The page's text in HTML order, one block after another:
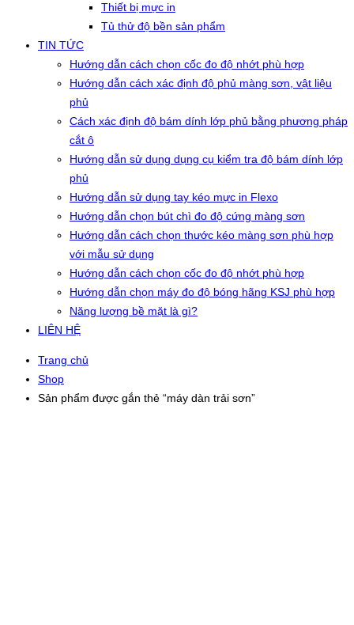
Thiết bị mực in
Tủ thử độ bền sản phẩm
TIN TỨC
Hướng dẫn cách chọn cốc đo độ nhớt phù hợp
Hướng dẫn cách xác định độ phủ màng sơn, vật liệu
phủ
Cách xác định độ bám dính lớp phủ bằng phương pháp
cắt ô
Hướng dẫn sử dụng dụng cụ kiểm tra độ bám dính lớp
phủ
Hướng dẫn sử dụng tay kéo mực in Flexo
Hướng dẫn chọn bút chì đo độ cứng màng sơn
Hướng dẫn cách chọn thước kéo màng sơn phù hợp
với mẫu sử dụng
Hướng dẫn cách chọn cốc đo độ nhớt phù hợp
Hướng dẫn chọn máy đo độ bóng hãng KSJ phù hợp
Năng lượng bề mặt là gì?
LIÊN HỆ
Trang chủ
Shop
Sản phẩm được gắn thẻ “máy dàn trải sơn”